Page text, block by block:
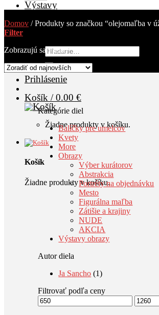
Výstavy
Blog
Hľadať:
Prihlásenie
Košík /0.00 €
Žiadne produkty v košíku.
Košík
Žiadne produkty v košíku.
Domov /Produkty so značkou “olejomaľba v
Filter
Zobrazujú sa všetky 3 výsledky
Kategórie diel
Balíčky pre umelcov
Kvety
More
Obrazy
Výber kurátorov
Abstrakcia
Portréty na objednávku
Mesto
Figurálna maľba
Zátišie a krajiny
NUDE
AKCIA
Výstavy obrazy
Autor diela
Ja Sancho (1)
Filtrovať podľa ceny
Minimálna
cena
cena